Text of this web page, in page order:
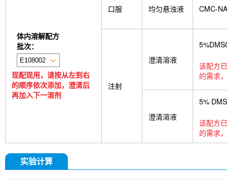
体内溶解配方
批次：
现配现用，请按从左到右
的顺序依次添加，澄清后
再加入下一溶剂
口服 均匀悬浊液 CMC-NA
注射
澄清溶液
该配方
的需求
澄清溶液
5%
该配方
的需求
实验计算